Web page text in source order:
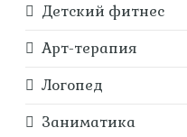
Детский фитнес
Арт-терапия
Логопед
Заниматика